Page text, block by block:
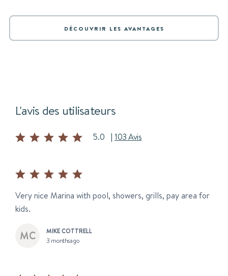
DÉCOUVRIR LES AVANTAGES
L'avis des utilisateurs
5.0 | 103 Avis
Very nice Marina with pool, showers, grills, pay area for
kids.
MIKE COTTRELL
3 months ago